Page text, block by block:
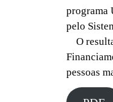
programa
pelo
O
pessoas